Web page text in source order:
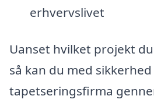
erhvervslivet
Uanset hvilket projekt
så kan du med
tapetseringsfirma